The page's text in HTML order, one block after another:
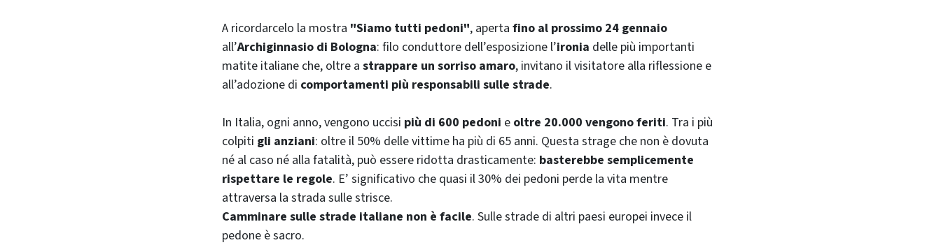
A ricordarcelo la mostra "Siamo tutti pedoni", aperta fino al prossimo 24 gennaio
all’Archiginnasio di Bologna: filo conduttore dell’esposizione l’ironia delle più importanti
matite italiane che, oltre a strappare un sorriso amaro, invitano il visitatore alla riflessione e
all’adozione di comportamenti più responsabili sulle strade.
In Italia, ogni anno, vengono uccisi più di 600 pedoni e oltre 20.000 vengono feriti. Tra i più
colpiti gli anziani: oltre il 50% delle vittime ha più di 65 anni. Questa strage che non è dovuta
né al caso né alla fatalità, può essere ridotta drasticamente: basterebbe semplicemente
rispettare le regole. E’ significativo che quasi il 30% dei pedoni perde la vita mentre
attraversa la strada sulle strisce.
Camminare sulle strade italiane non è facile. Sulle strade di altri paesi europei invece il
pedone è sacro.